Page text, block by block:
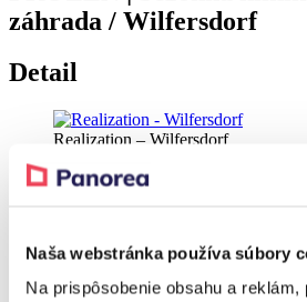
Naša webstránka používa súbory
Na prispôsobenie obsahu a
záhrada / Wilfersdorf
Detail
Realization – Wilfersdorf
Realization – Wilfersdorf